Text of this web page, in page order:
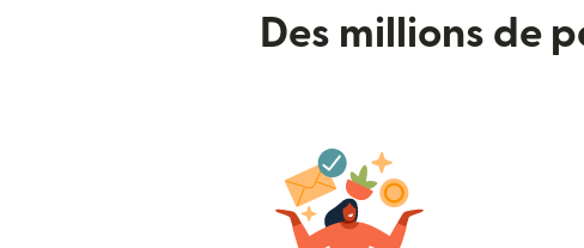
Des millions de